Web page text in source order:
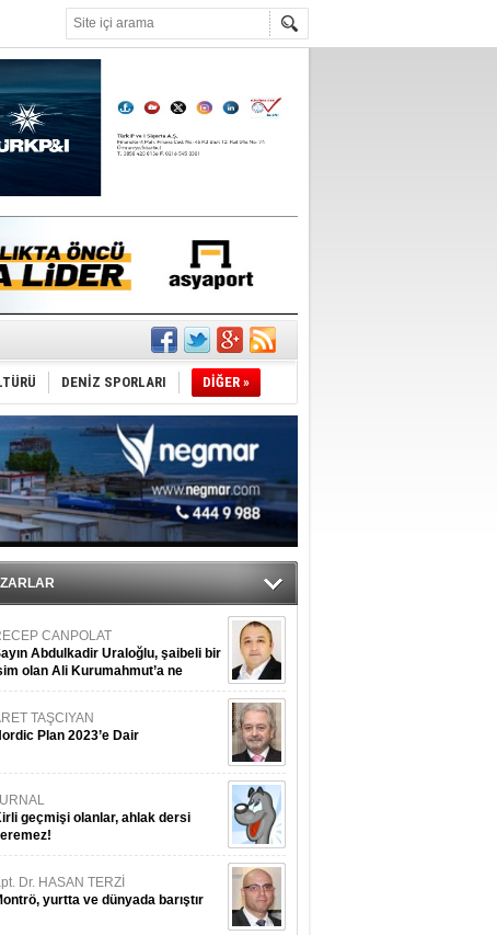
DENİZ SPORLARI DİĞER »
CANPOLAT
Abdulkadir Uraloğlu, şaibeli bir
olan Ali Kurumahmut’a ne
TAŞCIYAN
Plan 2023’e Dair
geçmişi olanlar, ahlak dersi
Dr. HASAN TERZİ
yurtta ve dünyada barıştır